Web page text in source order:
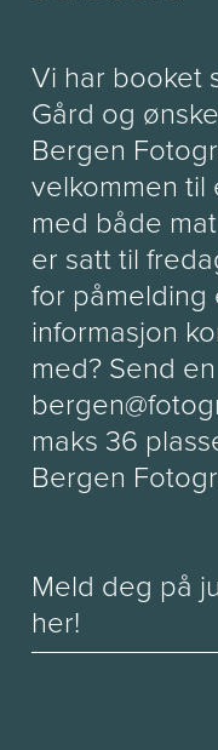
Vi har booket
Gård og
Bergen
velkommen
med både
er satt til
for påmelding
informasjon
med? Send
maks 36
Bergen
Meld deg på
her!